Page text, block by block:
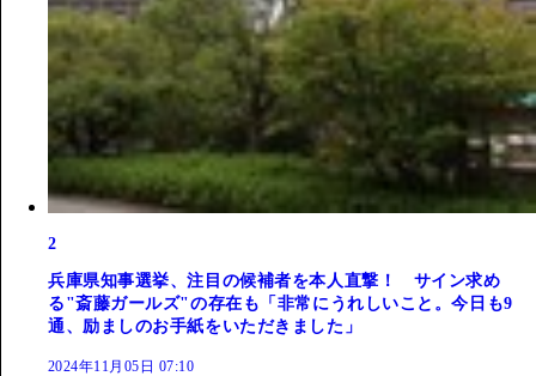
2
兵庫県知事選挙、注目の候補者を本人直撃！ サイン求め
る"斎藤ガールズ"の存在も「非常にうれしいこと。今日も9
通、励ましのお手紙をいただきました」
2024年11月05日 07:10